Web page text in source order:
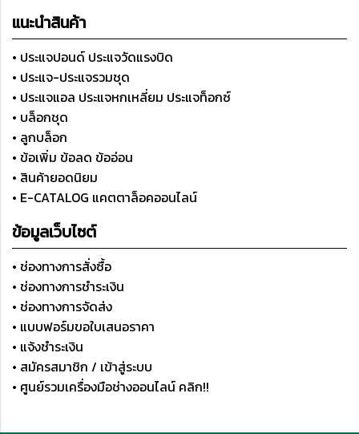
แนะนำสินค้า
• ประแจปอนด์ ประแจวัดแรงบิด
• ประแจ-ประแจรวมชุด
• ประแจแอล ประแจหกเหลี่ยม ประแจท็อกซ์
• บล็อกชุด
• ลูกบล็อก
• ข้อเพิ่ม ข้อลด ข้ออ่อน
• สินค้ายอดนิยม
• E-CATALOG แคตตาล็อคออนไลน์
ข้อมูลเว็บไซต์
• ช่องทางการสั่งซื้อ
• ช่องทางการชำระเงิน
• ช่องทางการจัดส่ง
• แบบฟอร์มขอใบเสนอราคา
• แจ้งชำระเงิน
• สมัครสมาชิก / เข้าสู่ระบบ
• ศูนย์รวมเครื่องมือช่างออนไลน์ คลิก!!